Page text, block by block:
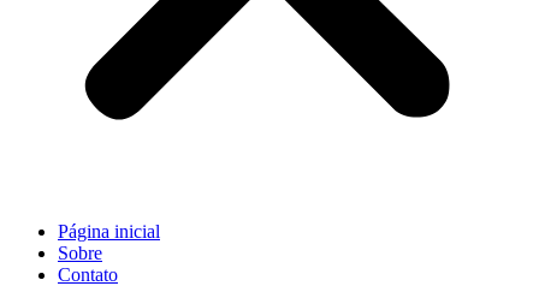
Página inicial
Sobre
Contato